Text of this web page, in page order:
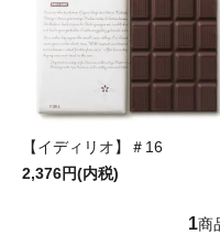
【イディリオ】＃16
2,376円(内税)
1商